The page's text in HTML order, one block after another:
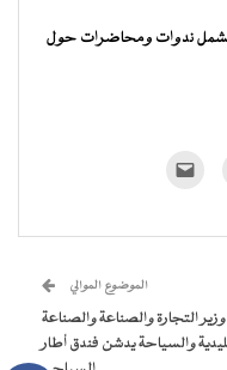
ويشمل ندوات ومحاضرات حول
للطباعة
الإلكتروني
نافذة
جديدة)
الموضوع الموالي
وزير التجارة والصناعة والصناعة
والسياحة يدشن فندق أطار